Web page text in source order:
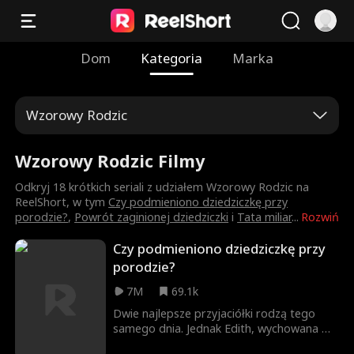
Dom Kategoria Marka
Wzorowy Rodzic
Wzorowy Rodzic Filmy
Rozwiń
Odkryj 18 krótkich seriali z udziałem Wzorowy Rodzic na
ReelShort, w tymCzy podmieniono dziedziczkę przy
porodzie?, Powrót zaginionej dziedziczki i Tata miliar...
Czy podmieniono dziedziczkę przy
porodzie?
7M
69.1k
Dwie najlepsze przyjaciółki rodzą tego
samego dnia. Jednak Edith, wychowana w